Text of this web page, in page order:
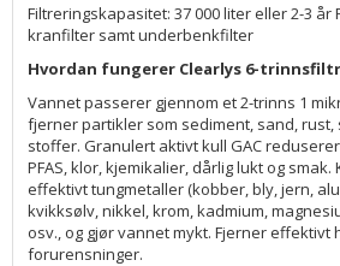
Filtreringskapasitet: 37 000 liter eller 2-3 år
kranfilter samt underbenkfilter
Hvordan fungerer Clearlys 6-
Vannet passerer gjennom et 2-trinns 1
fjerner partikler som sediment, sand, rust,
stoffer. Granulert aktivt kull GAC
PFAS, klor, kjemikalier, dårlig lukt og smak.
effektivt tungmetaller (kobber, bly, jern,
kvikksølv, nikkel, krom, kadmium,
osv., og gjør vannet mykt. Fjerner effektivt
forurensninger.